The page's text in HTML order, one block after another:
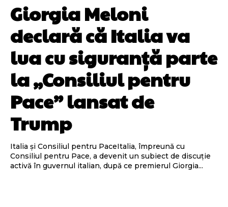
Giorgia Meloni
declară că Italia va
lua cu siguranță parte
la „Consiliul pentru
Pace” lansat de
Trump
Italia și Consiliul pentru PaceItalia, împreună cu
Consiliul pentru Pace, a devenit un subiect de discuție
activă în guvernul italian, după ce premierul Giorgia...